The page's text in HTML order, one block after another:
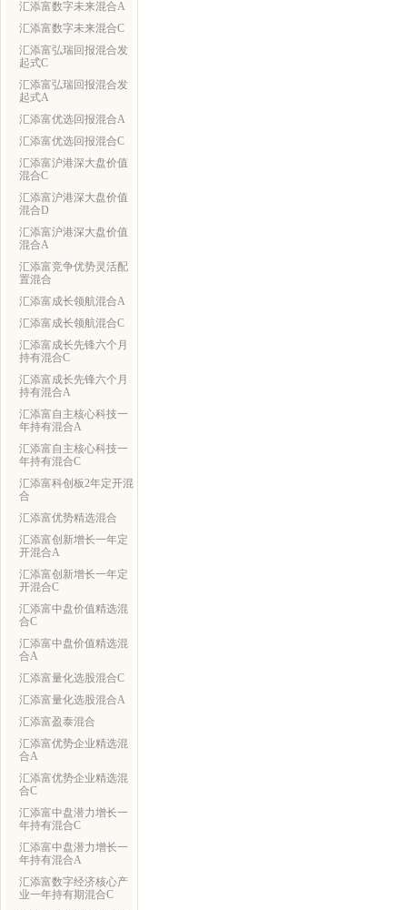
汇添富数字未来混合A
汇添富数字未来混合C
汇添富弘瑞回报混合发
起式C
汇添富弘瑞回报混合发
起式A
汇添富优选回报混合A
汇添富优选回报混合C
汇添富沪港深大盘价值
混合C
汇添富沪港深大盘价值
混合D
汇添富沪港深大盘价值
混合A
汇添富竞争优势灵活配
置混合
汇添富成长领航混合A
汇添富成长领航混合C
汇添富成长先锋六个月
持有混合C
汇添富成长先锋六个月
持有混合A
汇添富自主核心科技一
年持有混合A
汇添富自主核心科技一
年持有混合C
汇添富科创板2年定开混
合
汇添富优势精选混合
汇添富创新增长一年定
开混合A
汇添富创新增长一年定
开混合C
汇添富中盘价值精选混
合C
汇添富中盘价值精选混
合A
汇添富量化选股混合C
汇添富量化选股混合A
汇添富盈泰混合
汇添富优势企业精选混
合A
汇添富优势企业精选混
合C
汇添富中盘潜力增长一
年持有混合C
汇添富中盘潜力增长一
年持有混合A
汇添富数字经济核心产
业一年持有期混合C